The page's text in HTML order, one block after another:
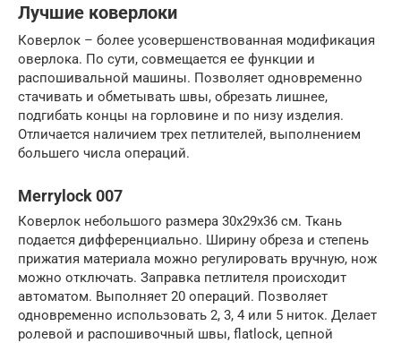
Лучшие коверлоки
Коверлок – более усовершенствованная модификация
оверлока. По сути, совмещается ее функции и
распошивальной машины. Позволяет одновременно
стачивать и обметывать швы, обрезать лишнее,
подгибать концы на горловине и по низу изделия.
Отличается наличием трех петлителей, выполнением
большего числа операций.
Merrylock 007
Коверлок небольшого размера 30х29х36 см. Ткань
подается дифференциально. Ширину обреза и степень
прижатия материала можно регулировать вручную, нож
можно отключать. Заправка петлителя происходит
автоматом. Выполняет 20 операций. Позволяет
одновременно использовать 2, 3, 4 или 5 ниток. Делает
ролевой и распошивочный швы, flatlock, цепной